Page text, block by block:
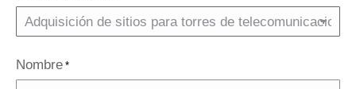
Nombre *